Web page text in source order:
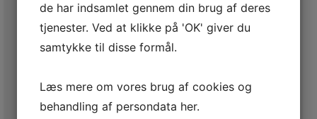
de har indsamlet gennem din brug af deres
tjenester. Ved at klikke på 'OK' giver du
samtykke til disse formål.
Læs mere om vores brug af cookies og
behandling af persondata her.